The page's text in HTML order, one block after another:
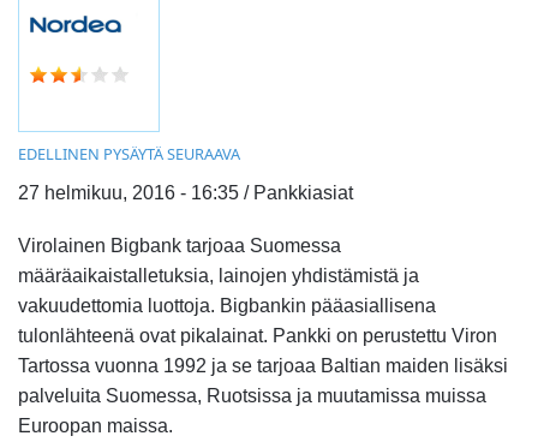
EDELLINEN PYSÄYTÄSEURAAVA
27 helmikuu, 2016 - 16:35 / Pankkiasiat
Virolainen Bigbank tarjoaa Suomessa
määräaikaistalletuksia, lainojen yhdistämistä ja
vakuudettomia luottoja. Bigbankin pääasiallisena
tulonlähteenä ovat pikalainat. Pankki on perustettu Viron
Tartossa vuonna 1992 ja se tarjoaa Baltian maiden lisäksi
palveluita Suomessa, Ruotsissa ja muutamissa muissa
Euroopan maissa.